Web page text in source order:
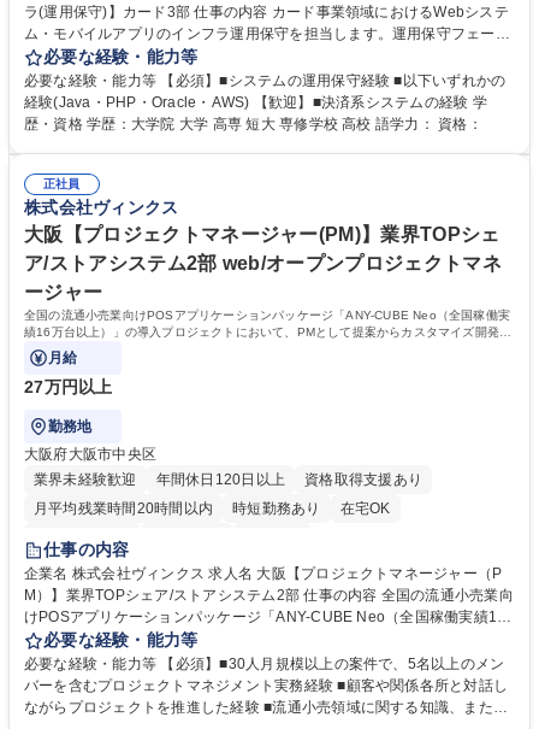
ラ(運用保守)】カード3部 仕事の内容 カード事業領域におけるWebシステ
ム・モバイルアプリのインフラ運用保守を担当します。運用保守フェーズ
を中心に、安定稼働を支える役割を担っていただきます。 【業務内容】
・Webシステム、モバイルアプリのインフラ運用保守 ・システムの安定
稼働に向けた運用対応 ・障害発生時の一次対応および調整 ・お客様およ
びベンダーとの調整業務 ・決済系Webシステムの運用保守対応 募集職種
必要な経験・能力等
必要な経験・能力等 【必須】■システムの運用保守経験 ■以下いずれかの
経験(Java・PHP・Oracle・AWS) 【歓迎】■決済系システムの経験 学
歴・資格 学歴：大学院 大学 高専 短大 専修学校 高校 語学力： 資格：
正社員
株式会社ヴィンクス
大阪【プロジェクトマネージャー(PM)】業界TOPシェ
ア/ストアシステム2部 web/オープンプロジェクトマネ
ージャー
全国の流通小売業向けPOSアプリケーションパッケージ「ANY-CUBE Neo（全国稼働実
績16万台以上）」の導入プロジェクトにおいて、PMとして提案からカスタマイズ開発、
導入後の保守までを一貫して担当します。
月給
27万円以上
勤務地
大阪府大阪市中央区
業界未経験歓迎
年間休日120日以上
資格取得支援あり
月平均残業時間20時間以内
時短勤務あり
在宅OK
完全週休2日制
仕事の内容
企業名 株式会社ヴィンクス 求人名 大阪【プロジェクトマネージャー（P
M）】業界TOPシェア/ストアシステム2部 仕事の内容 全国の流通小売業向
けPOSアプリケーションパッケージ「ANY-CUBE Neo（全国稼働実績16
万台以上）」の導入プロジェクトにおいて、PMとして提案からカスタマ
イズ開発、導入後の保守までを一貫して担当します。 進捗・原価・要員管
理を行いながら、プロジェクト全体を推進いただきます。プライム案件が
中心の為、顧客と直接やり取りしながら業務を進めることができます。 ■
必要な経験・能力等
必要な経験・能力等 【必須】■30人月規模以上の案件で、5名以上のメン
バーを含むプロジェクトマネジメント実務経験 ■顧客や関係各所と対話し
ながらプロジェクトを推進した経験 ■流通小売領域に関する知識、または